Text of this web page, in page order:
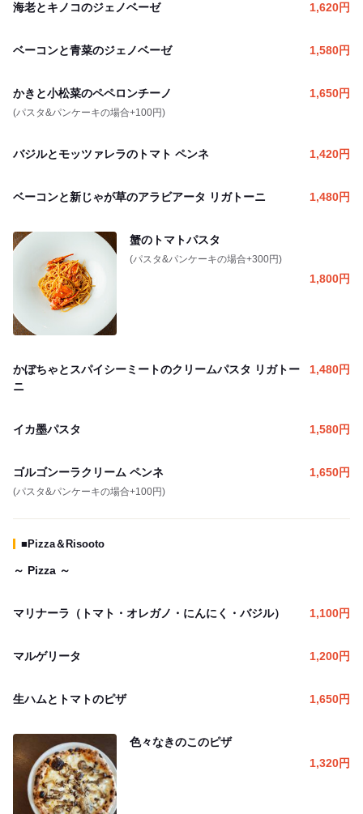
海老とキノコのジェノベーゼ 1,620円
ベーコンと青菜のジェノベーゼ 1,580円
かきと小松菜のペペロンチーノ 1,650円
(パスタ&パンケーキの場合+100円)
バジルとモッツァレラのトマト ペンネ 1,420円
ベーコンと新じゃが草のアラビアータ リガトーニ 1,480円
蟹のトマトパスタ
(パスタ&パンケーキの場合+300円)
1,800円
かぼちゃとスパイシーミートのクリームパスタ リガトー
ニ
1,480円
イカ墨パスタ 1,580円
ゴルゴンーラクリーム ペンネ 1,650円
(パスタ&パンケーキの場合+100円)
■Pizza＆Risooto
～ Pizza ～
マリナーラ（トマト・オレガノ・にんにく・バジル） 1,100円
マルゲリータ 1,200円
生ハムとトマトのピザ 1,650円
色々なきのこのピザ
1,320円